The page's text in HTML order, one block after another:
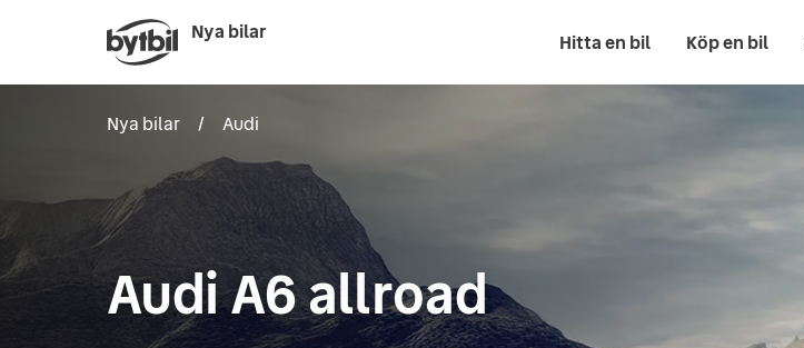
Nya bilar Hitta en bil Köp en bil
Nya bilar / Audi
Audi A6 allroad